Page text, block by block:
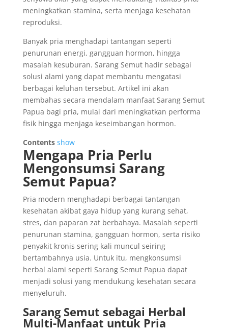
meningkatkan stamina, serta menjaga kesehatan
reproduksi.
Banyak pria menghadapi tantangan seperti
penurunan energi, gangguan hormon, hingga
masalah kesuburan. Sarang Semut hadir sebagai
solusi alami yang dapat membantu mengatasi
berbagai keluhan tersebut. Artikel ini akan
membahas secara mendalam manfaat Sarang Semut
Papua bagi pria, mulai dari meningkatkan performa
fisik hingga menjaga keseimbangan hormon.
Contents show
Mengapa Pria Perlu
Mengonsumsi Sarang
Semut Papua?
Pria modern menghadapi berbagai tantangan
kesehatan akibat gaya hidup yang kurang sehat,
stres, dan paparan zat berbahaya. Masalah seperti
penurunan stamina, gangguan hormon, serta risiko
penyakit kronis sering kali muncul seiring
bertambahnya usia. Untuk itu, mengkonsumsi
herbal alami seperti Sarang Semut Papua dapat
menjadi solusi yang mendukung kesehatan secara
menyeluruh.
Sarang Semut sebagai Herbal
Multi-Manfaat untuk Pria